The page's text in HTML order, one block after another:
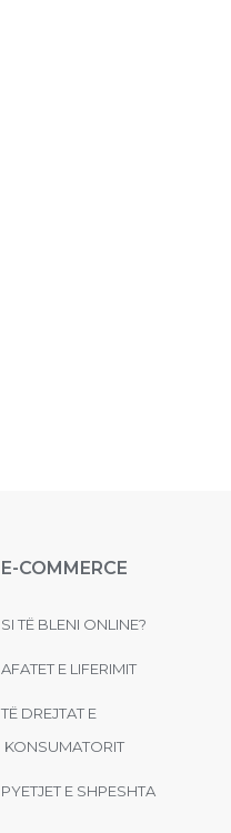
E-COMMERCE
SI TË BLENI ONLINE?
AFATET E LIFERIMIT
TË DREJTAT E
KONSUMATORIT
PYETJET E SHPESHTA